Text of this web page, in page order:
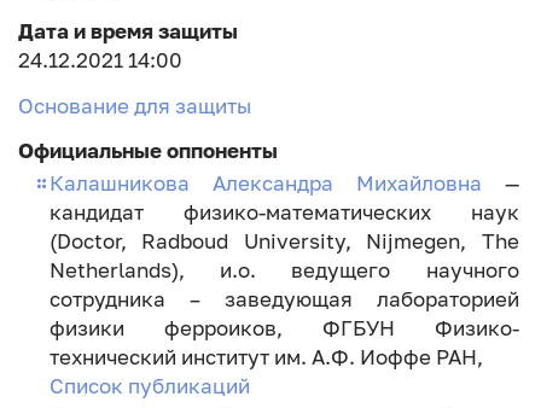
Дата и время защиты
24.12.2021 14:00
Основание для защиты
Официальные оппоненты
Калашникова Александра Михайловна —
кандидат физико-математических наук
(Doctor, Radboud University, Nijmegen, The
Netherlands), и.о. ведущего научного
сотрудника – заведующая лабораторией
физики ферроиков, ФГБУН Физико-
технический институт им. А.Ф. Иоффе РАН,
Список публикаций